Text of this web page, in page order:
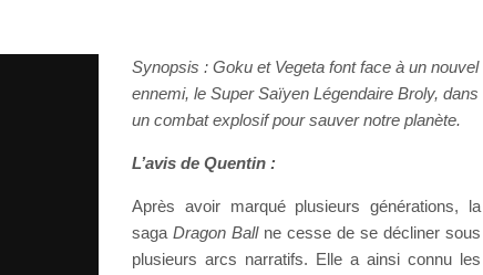
Synopsis : Goku et Vegeta font face à un nouvel
ennemi, le Super Saïyen Légendaire Broly, dans
un combat explosif pour sauver notre planète.
L’avis de Quentin :
Après avoir marqué plusieurs générations, la
saga Dragon Ballne cesse de se décliner sous
plusieurs arcs narratifs. Elle a ainsi connu les